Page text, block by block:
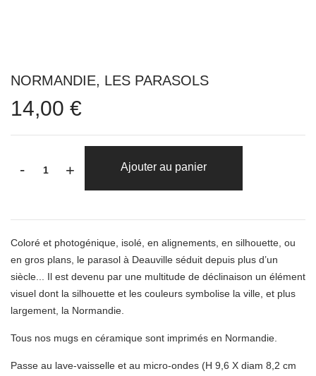
NORMANDIE, LES PARASOLS
14,00 €
- + Ajouter au panier
Coloré et photogénique, isolé, en alignements, en silhouette, ou
en gros plans, le parasol à Deauville séduit depuis plus d’un
siècle... Il est devenu par une multitude de déclinaison un élément
visuel dont la silhouette et les couleurs symbolise la ville, et plus
largement, la Normandie.
Tous nos mugs en céramique sont imprimés en Normandie.
Passe au lave-vaisselle et au micro-ondes (H 9,6 X diam 8,2 cm